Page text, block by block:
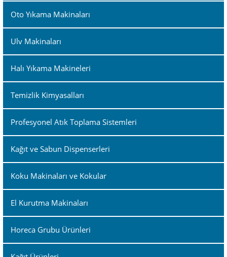
Oto Yıkama Makinaları
Ulv Makinaları
Halı Yıkama Makineleri
Temizlik Kimyasalları
Profesyonel Atık Toplama Sistemleri
Kağıt ve Sabun Dispenserleri
Koku Makinaları ve Kokular
El Kurutma Makinaları
Horeca Grubu Ürünleri